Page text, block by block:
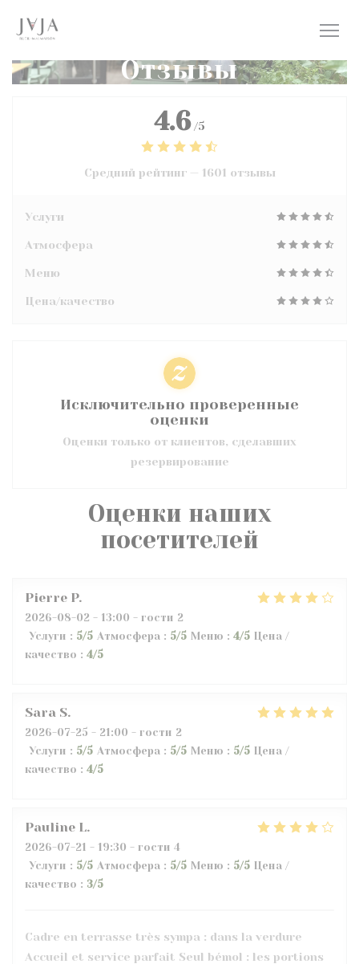
Отзывы
Оценки наших
посетителей
Pierre P
2026-08-02 - 13:00 - гости 2
Услуги : 5/5 Атмосфера : 5/5 Меню : 4/5 Цена /
качество : 4/5
Sara S
2026-07-25 - 21:00 - гости 2
Услуги : 5/5 Атмосфера : 5/5 Меню : 5/5 Цена /
качество : 4/5
Pauline L
2026-07-21 - 19:30 - гости 4
Услуги : 5/5 Атмосфера : 5/5 Меню : 5/5 Цена /
качество : 3/5
Cadre en terrasse très sympa : dans la verdure
Accueil et service parfait Seul bémol : les portions
4.6 /5
Средний рейтинг — 1601 отзывы
Услуги
Атмосфера
Меню
Цена/качество
Исключительно проверенные
оценки
Оценки только от клиентов, сделавших
резервирование